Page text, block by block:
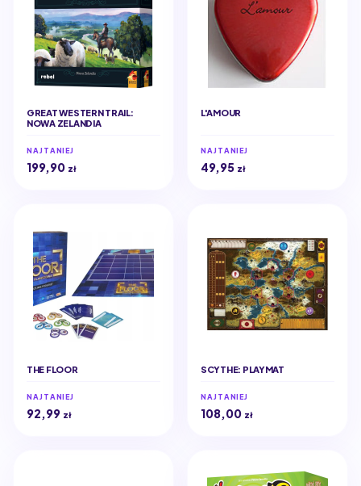
GREAT WESTERN TRAIL:
NOWA ZELANDIA
NAJTANIEJ
199,90 zł
L'AMOUR
NAJTANIEJ
49,95 zł
THE FLOOR
NAJTANIEJ
92,99 zł
SCYTHE: PLAYMAT
NAJTANIEJ
108,00 zł